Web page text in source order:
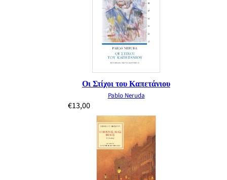
Οι Στίχοι του Καπετάνιου
Pablo Neruda
€13,00